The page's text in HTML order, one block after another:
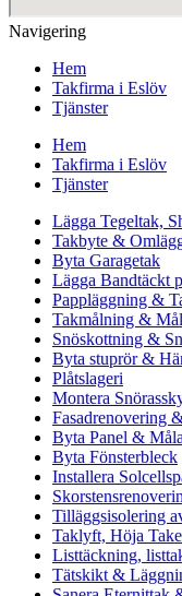
Navigering
Hem
Takfirma i Eslöv
Tjänster
Hem
Takfirma i Eslöv
Tjänster
Lägga Tegeltak,
Takbyte &
Byta Garagetak
Lägga Bandtäckt
Pappläggning &
Takmålning &
Snöskottning &
Byta stuprör &
Plåtslageri
Montera
Fasadrenovering
Byta Panel &
Byta Fönsterbleck
Installera
Tilläggsisolering
Taklyft, Höja
Listtäckning,
Tätskikt &